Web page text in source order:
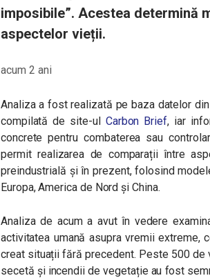
imposibile”. Acestea determină
aspectelor vieții.
acum 2 ani
Analiza a fost realizată pe baza datelor
compilată de site-ul Carbon Brief, iar
concrete pentru combaterea sau
permit realizarea de comparații între
preindustrială și în prezent, folosind
Europa, America de Nord și China.
Analiza de acum a avut în vedere
activitatea umană asupra vremii extreme,
creat situații fără precedent. Peste 500 de
secetă și incendii de vegetație au fost